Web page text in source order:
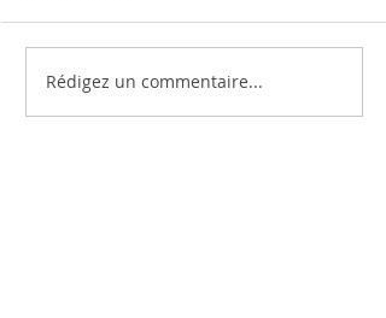
Rédigez un commentaire...